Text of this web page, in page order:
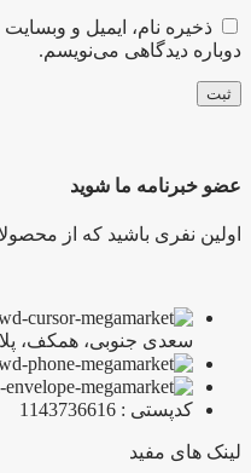
ذخیره نام، ایمیل و
دوباره دیدگاهی می‌نویسم.
عضو خبرنامه ما شوید
اولین نفری باشید که از
سعدی جنوبی، همکف، پلاک
کدپستی : 1143736616
لینک های مفید